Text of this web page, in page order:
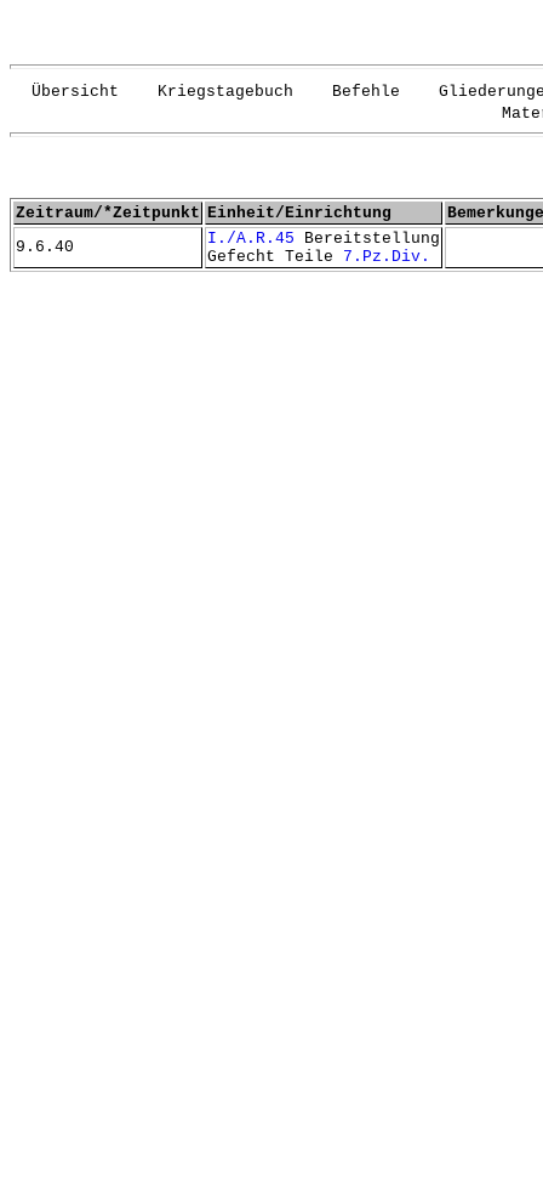
Übersicht Kriegstagebuch Befehle
Zeitraum/*Zeitpunkt Einheit/Einrichtung
9.6.40
I./A.R.45 Bereitstellung
Gefecht Teile 7.Pz.Div.